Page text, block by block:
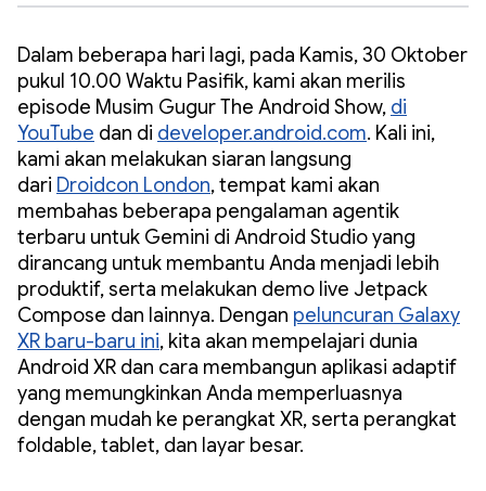
Dalam beberapa hari lagi, pada Kamis, 30 Oktober
pukul 10.00 Waktu Pasifik, kami akan merilis
episode Musim Gugur The Android Show, di
YouTube dan di developer.android.com. Kali ini,
kami akan melakukan siaran langsung
dari Droidcon London, tempat kami akan
membahas beberapa pengalaman agentik
terbaru untuk Gemini di Android Studio yang
dirancang untuk membantu Anda menjadi lebih
produktif, serta melakukan demo live Jetpack
Compose dan lainnya. Dengan peluncuran Galaxy
XR baru-baru ini, kita akan mempelajari dunia
Android XR dan cara membangun aplikasi adaptif
yang memungkinkan Anda memperluasnya
dengan mudah ke perangkat XR, serta perangkat
foldable, tablet, dan layar besar.